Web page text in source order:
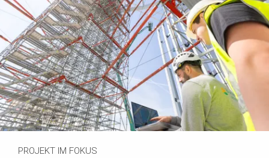
PROJEKT IM FOKUS